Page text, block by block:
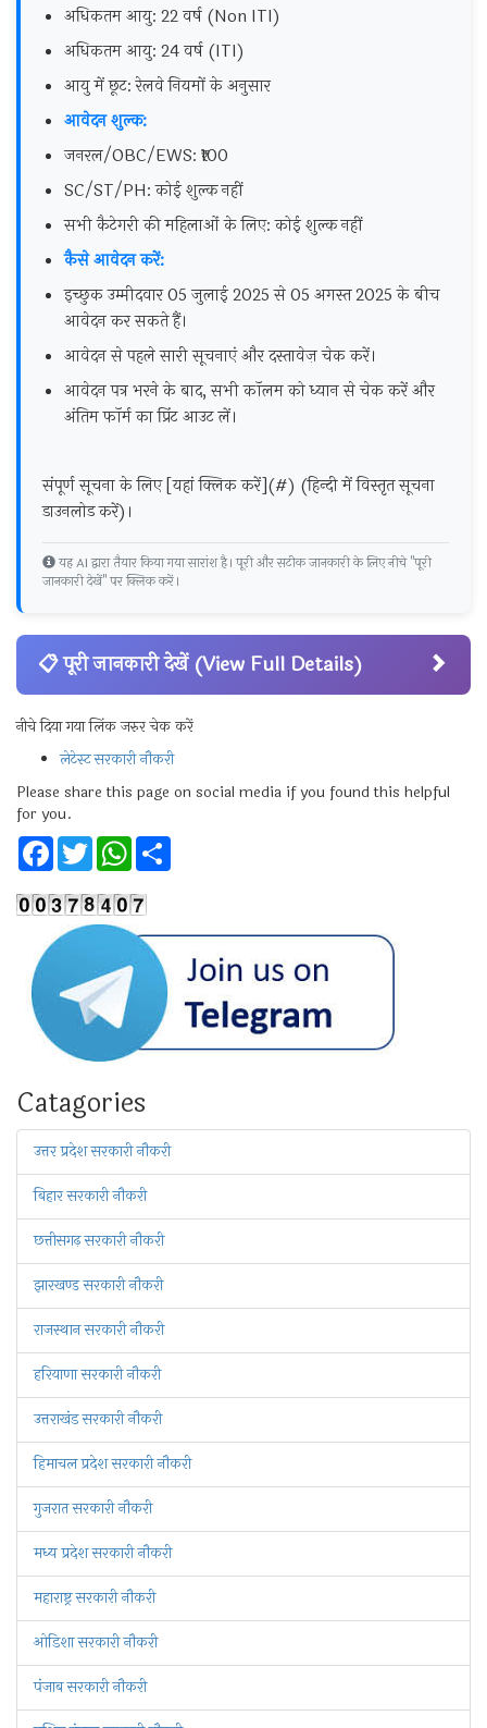
अधिकतम आयु: 22 वर्ष (Non ITI)
अधिकतम आयु: 24 वर्ष (ITI)
आयु में छूट: रेलवे नियमों के अनुसार
आवेदन शुल्क:
जनरल/OBC/EWS: ₹100
SC/ST/PH: कोई शुल्क नहीं
सभी कैटेगरी की महिलाओं के लिए: कोई शुल्क नहीं
कैसे आवेदन करें:
इच्छुक उम्मीदवार 05 जुलाई 2025 से 05 अगस्त 2025 के बीच
आवेदन कर सकते हैं।
आवेदन से पहले सारी सूचनाएं और दस्तावेज़ चेक करें।
आवेदन पत्र भरने के बाद, सभी कॉलम को ध्यान से चेक करें और
अंतिम फॉर्म का प्रिंट आउट लें।
संपूर्ण सूचना के लिए [यहां क्लिक करें](#) (हिन्दी में विस्तृत सूचना
डाउनलोड करें)।
यह AI द्वारा तैयार किया गया सारांश है। पूरी और सटीक जानकारी के लिए नीचे "पूरी
जानकारी देखें" पर क्लिक करें।
📋 पूरी जानकारी देखें (View Full Details)
नीचे दिया गया लिंक जरुर चेक करें
लेटेस्ट सरकारी नौकरी
Please share this page on social media if you found this helpful
for you.
FacebookTwitterWhatsApp
Catagories
उत्तर प्रदेश सरकारी नौकरी
बिहार सरकारी नौकरी
छत्तीसगढ़ सरकारी नौकरी
झारखण्ड सरकारी नौकरी
राजस्थान सरकारी नौकरी
हरियाणा सरकारी नौकरी
उत्तराखंड सरकारी नौकरी
हिमाचल प्रदेश सरकारी नौकरी
गुजरात सरकारी नौकरी
मध्य प्रदेश सरकारी नौकरी
महाराष्ट्र सरकारी नौकरी
ओडिशा सरकारी नौकरी
पंजाब सरकारी नौकरी